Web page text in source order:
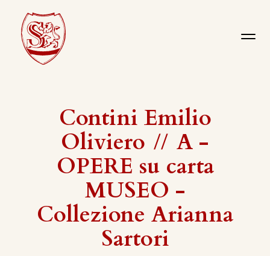
Contini Emilio
Oliviero // A -
OPERE su carta
MUSEO -
Collezione Arianna
Sartori